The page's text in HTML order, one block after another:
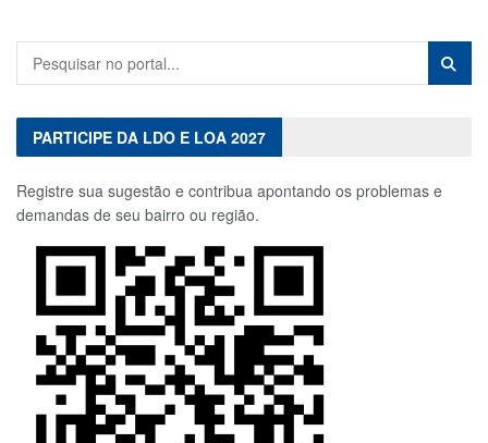
PARTICIPE DA LDO E LOA 2027
Registre sua sugestão e contribua apontando os problemas e
demandas de seu bairro ou região.